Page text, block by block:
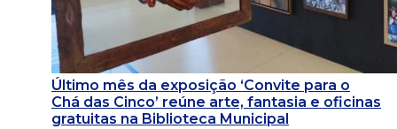
Último mês da exposição ‘Convite para o
Chá das Cinco’ reúne arte, fantasia e oficinas
gratuitas na Biblioteca Municipal